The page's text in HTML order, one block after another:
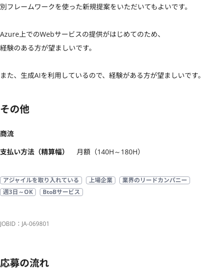
別フレームワークを使った新規提案をいただいてもよいです。
Azure上でのWebサービスの提供がはじめてのため、
経験のある方が望ましいです。
また、生成AIを利用しているので、経験がある方が望ましいです。
その他
商流
支払い方法（精算幅）
月額（140H～180H）
アジャイルを取り入れている 上場企業
業界のリードカンパニー
週3日～OK
BtoBサービス
JOBID：JA-069801
応募の流れ